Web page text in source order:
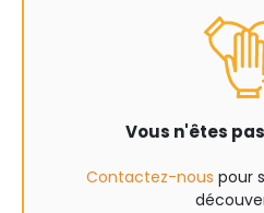
Vous n'êtes
Contactez-nous pour